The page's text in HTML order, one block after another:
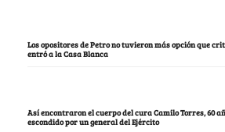
Los opositores de Petro no tuvieron más opción que
entró a la Casa Blanca
Así encontraron el cuerpo del cura Camilo Torres, 60
escondido por un general del Ejército